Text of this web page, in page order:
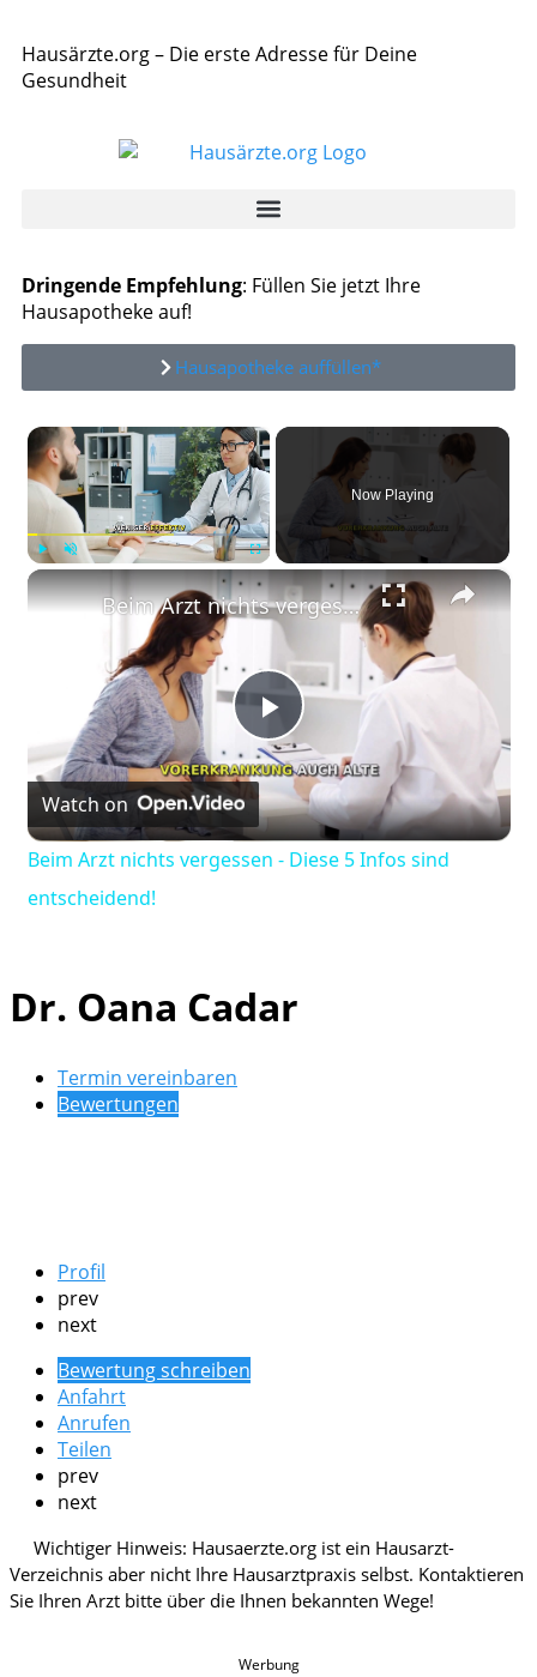
Hausärzte.org – Die erste Adresse für Deine
Gesundheit
Dringende Empfehlung: Füllen Sie jetzt Ihre
Hausapotheke auf!
Hausapotheke auffüllen*
×
Now Playing
×
Play
Video
Beim Arzt nichts vergessen - Diese 5 Infos sind entscheidend!
Watch on
Beim Arzt nichts vergessen - Diese 5 Infos sind
entscheidend!
Dr. Oana Cadar
Termin vereinbaren
Bewertungen
Profil
prev
next
Bewertung schreiben
Anfahrt
Anrufen
Teilen
prev
next
Werbung